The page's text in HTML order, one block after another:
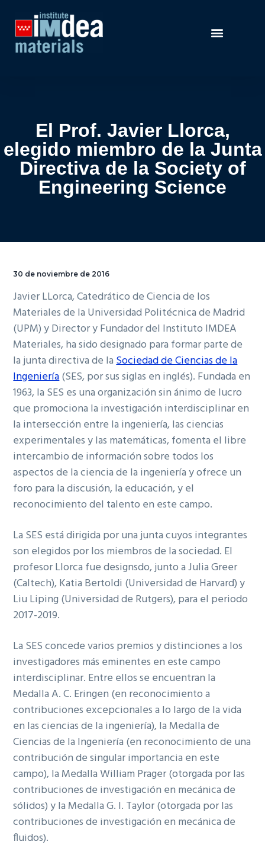
El Prof. Javier Llorca,
elegido miembro de la Junta
Directiva de la Society of
Engineering Science
30 de noviembre de 2016
Javier LLorca, Catedrático de Ciencia de los
Materiales de la Universidad Politécnica de Madrid
(UPM) y Director y Fundador del Instituto IMDEA
Materiales, ha sido designado para formar parte de
la junta directiva de laSociedad de Ciencias de la
Ingeniería(SES, por sus siglas en inglés). Fundada en
1963, la SES es una organización sin ánimo de lucro
que promociona la investigación interdisciplinar en
la intersección entre la ingeniería, las ciencias
experimentales y las matemáticas, fomenta el libre
intercambio de información sobre todos los
aspectos de la ciencia de la ingeniería y ofrece un
foro para la discusión, la educación, y el
reconocimiento del talento en este campo.
La SES está dirigida por una junta cuyos integrantes
son elegidos por los miembros de la sociedad. El
profesor Llorca fue designsdo, junto a Julia Greer
(Caltech), Katia Bertoldi (Universidad de Harvard) y
Liu Liping (Universidad de Rutgers), para el periodo
2017-2019.
La SES concede varios premios y distinciones a los
investigadores más eminentes en este campo
interdisciplinar. Entre ellos se encuentran la
Medalla A. C. Eringen (en reconocimiento a
contribuciones excepcionales a lo largo de la vida
en las ciencias de la ingeniería), la Medalla de
Ciencias de la Ingeniería (en reconocimiento de una
contribución de singular importancia en este
campo), la Medalla William Prager (otorgada por las
contribuciones de investigación en mecánica de
sólidos) y la Medalla G. I. Taylor (otorgada por las
contribuciones de investigación en mecánica de
fluidos).